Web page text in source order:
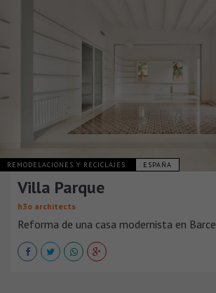
REMODELACIONES Y RECICLAJES ESPAÑA
Villa Parque
h3o architects
Reforma de una casa modernista en